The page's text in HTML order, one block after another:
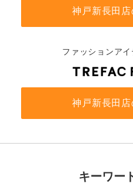
神戸新長田
ファッションア
神戸新長田
キーワー